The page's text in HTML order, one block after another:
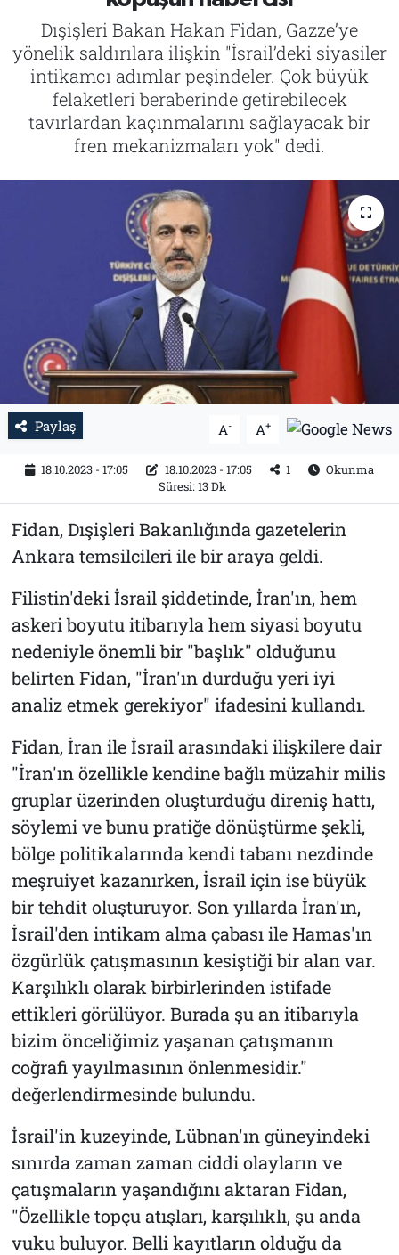
Dışişleri Bakan Hakan Fidan, Gazze’ye
yönelik saldırılara ilişkin "İsrail’deki siyasiler
intikamcı adımlar peşindeler. Çok büyük
felaketleri beraberinde getirebilecek
tavırlardan kaçınmalarını sağlayacak bir
fren mekanizmaları yok" dedi.
Paylaş A- A+
18.10.2023 - 17:05 18.10.2023 - 17:05 1
Okunma
Süresi: 13 Dk
Fidan, Dışişleri Bakanlığında gazetelerin
Ankara temsilcileri ile bir araya geldi.
Filistin'deki İsrail şiddetinde, İran'ın, hem
askeri boyutu itibarıyla hem siyasi boyutu
nedeniyle önemli bir "başlık" olduğunu
belirten Fidan, "İran'ın durduğu yeri iyi
analiz etmek gerekiyor" ifadesini kullandı.
Fidan, İran ile İsrail arasındaki ilişkilere dair
"İran'ın özellikle kendine bağlı müzahir milis
gruplar üzerinden oluşturduğu direniş hattı,
söylemi ve bunu pratiğe dönüştürme şekli,
bölge politikalarında kendi tabanı nezdinde
meşruiyet kazanırken, İsrail için ise büyük
bir tehdit oluşturuyor. Son yıllarda İran'ın,
İsrail'den intikam alma çabası ile Hamas'ın
özgürlük çatışmasının kesiştiği bir alan var.
Karşılıklı olarak birbirlerinden istifade
ettikleri görülüyor. Burada şu an itibarıyla
bizim önceliğimiz yaşanan çatışmanın
coğrafi yayılmasının önlenmesidir."
değerlendirmesinde bulundu.
İsrail'in kuzeyinde, Lübnan'ın güneyindeki
sınırda zaman zaman ciddi olayların ve
çatışmaların yaşandığını aktaran Fidan,
"Özellikle topçu atışları, karşılıklı, şu anda
vuku buluyor. Belli kayıtların olduğu da
Tarih
İletişim
Künye